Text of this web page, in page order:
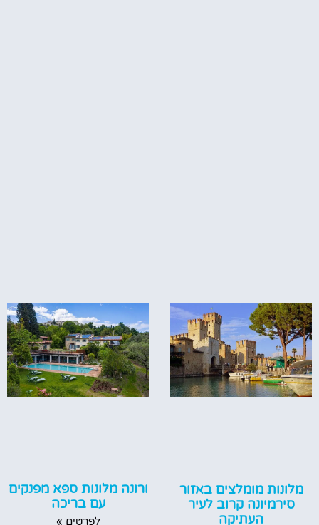
מלונות מומלצים באזור
סירמיונה קרוב לעיר
העתיקה
ורונה מלונות ספא מפנקים
עם בריכה
לפרטים »